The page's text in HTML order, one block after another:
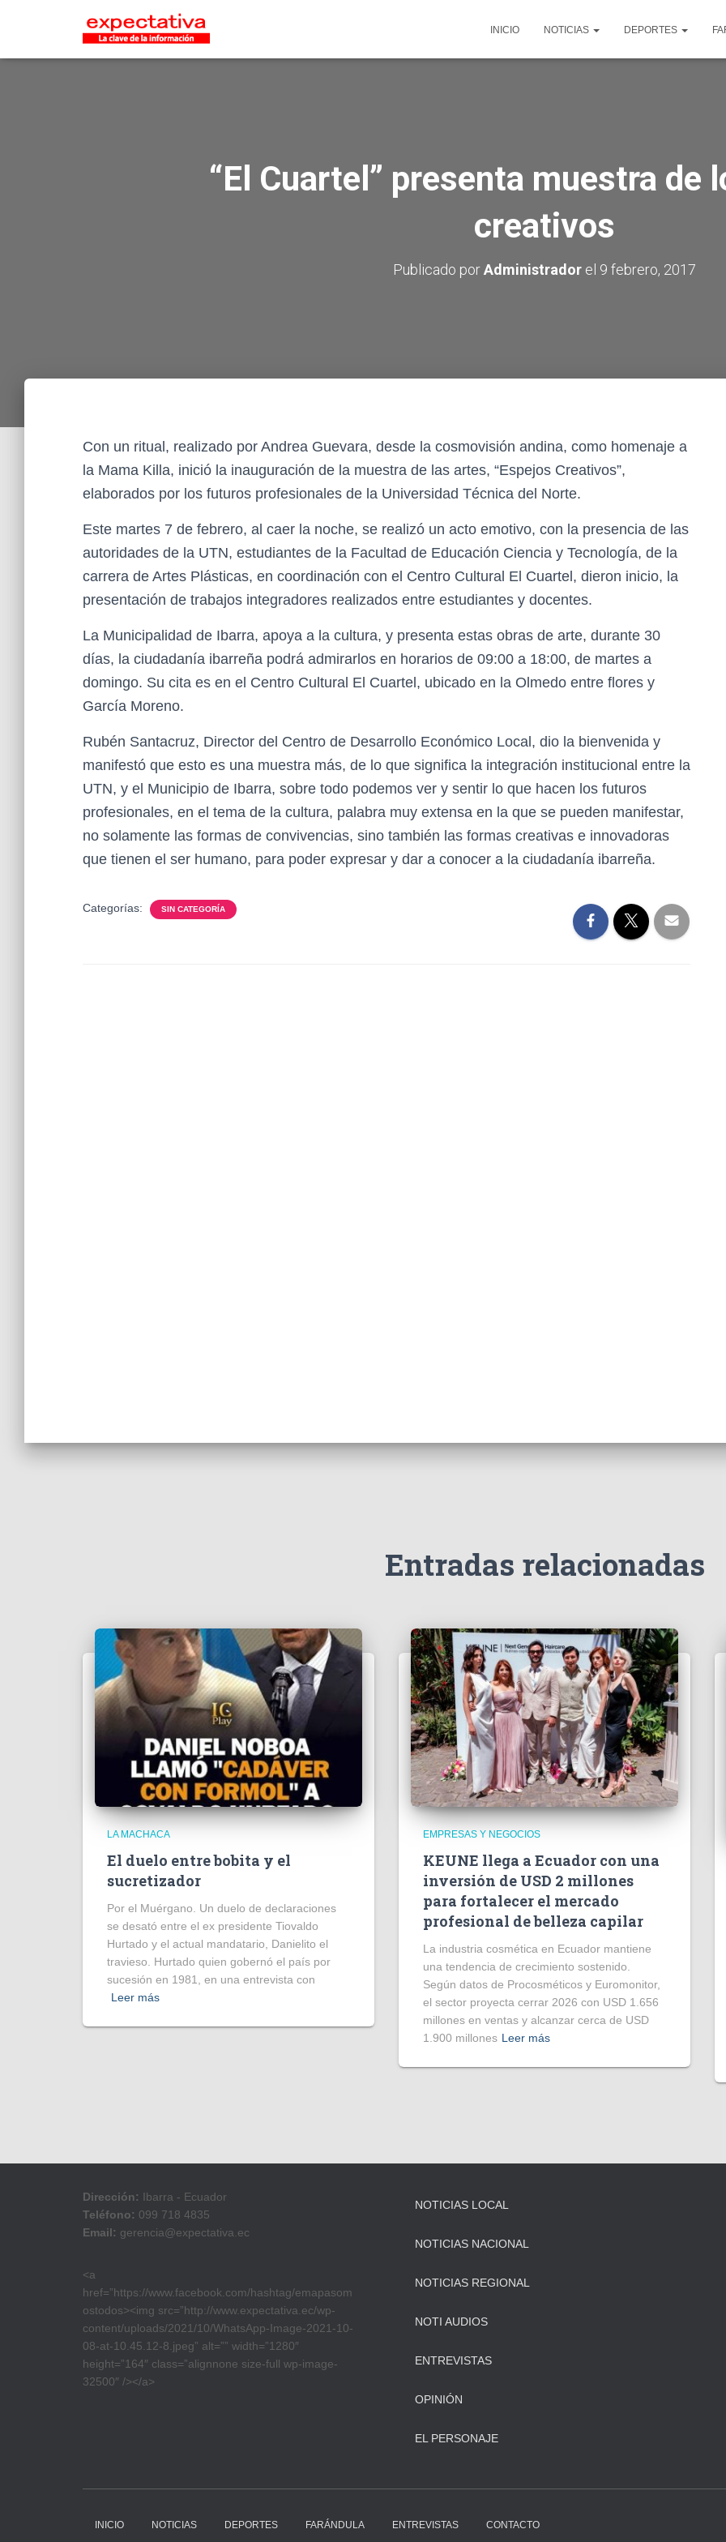
INICIO NOTICIAS DEPORTES
“El Cuartel” presenta muestra de
creativos
Publicado porAdministrador el 9 febrero, 2017
Con un ritual, realizado por Andrea Guevara, desde la cosmovisión andina, como homenaje a
la Mama Killa, inició la inauguración de la muestra de las artes, “Espejos Creativos”,
elaborados por los futuros profesionales de la Universidad Técnica del Norte.
Este martes 7 de febrero, al caer la noche, se realizó un acto emotivo, con la presencia de las
autoridades de la UTN, estudiantes de la Facultad de Educación Ciencia y Tecnología, de la
carrera de Artes Plásticas, en coordinación con el Centro Cultural El Cuartel, dieron inicio, la
presentación de trabajos integradores realizados entre estudiantes y docentes.
La Municipalidad de Ibarra, apoya a la cultura, y presenta estas obras de arte, durante 30
días, la ciudadanía ibarreña podrá admirarlos en horarios de 09:00 a 18:00, de martes a
domingo. Su cita es en el Centro Cultural El Cuartel, ubicado en la Olmedo entre flores y
García Moreno.
Rubén Santacruz, Director del Centro de Desarrollo Económico Local, dio la bienvenida y
manifestó que esto es una muestra más, de lo que significa la integración institucional entre la
UTN, y el Municipio de Ibarra, sobre todo podemos ver y sentir lo que hacen los futuros
profesionales, en el tema de la cultura, palabra muy extensa en la que se pueden manifestar,
no solamente las formas de convivencias, sino también las formas creativas e innovadoras
que tienen el ser humano, para poder expresar y dar a conocer a la ciudadanía ibarreña.
Categorías: SIN CATEGORÍA
Entradas relacionadas
LA MACHACA
El duelo entre bobita y el
sucretizador
Por el Muérgano. Un duelo de declaraciones
se desató entre el ex presidente Tiovaldo
Hurtado y el actual mandatario, Danielito el
travieso. Hurtado quien gobernó el país por
sucesión en 1981, en una entrevista con
Leer más
EMPRESAS Y NEGOCIOS
KEUNE llega a Ecuador con una
inversión de USD 2 millones
para fortalecer el mercado
profesional de belleza capilar
La industria cosmética en Ecuador mantiene
una tendencia de crecimiento sostenido.
Según datos de Procosméticos y Euromonitor,
el sector proyecta cerrar 2026 con USD 1.656
millones en ventas y alcanzar cerca de USD
1.900 millones Leer más
Dirección: Ibarra - Ecuador
Teléfono: 099 718 4835
Email: gerencia@expectativa.ec
<a
href=”https://www.facebook.com/hashtag/emapasom
ostodos><img src=”http://www.expectativa.ec/wp-
content/uploads/2021/10/WhatsApp-Image-2021-10-
08-at-10.45.12-8.jpeg” alt=”” width=”1280″
height=”164″ class=”alignnone size-full wp-image-
32500″ /></a>
NOTICIAS LOCAL
NOTICIAS NACIONAL
NOTICIAS REGIONAL
NOTI AUDIOS
ENTREVISTAS
OPINIÓN
EL PERSONAJE
INICIO NOTICIAS DEPORTES FARÁNDULA ENTREVISTAS CONTACTO